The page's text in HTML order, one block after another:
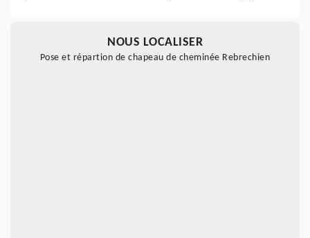
NOUS LOCALISER
Pose et répartion de chapeau de cheminée Rebrechien